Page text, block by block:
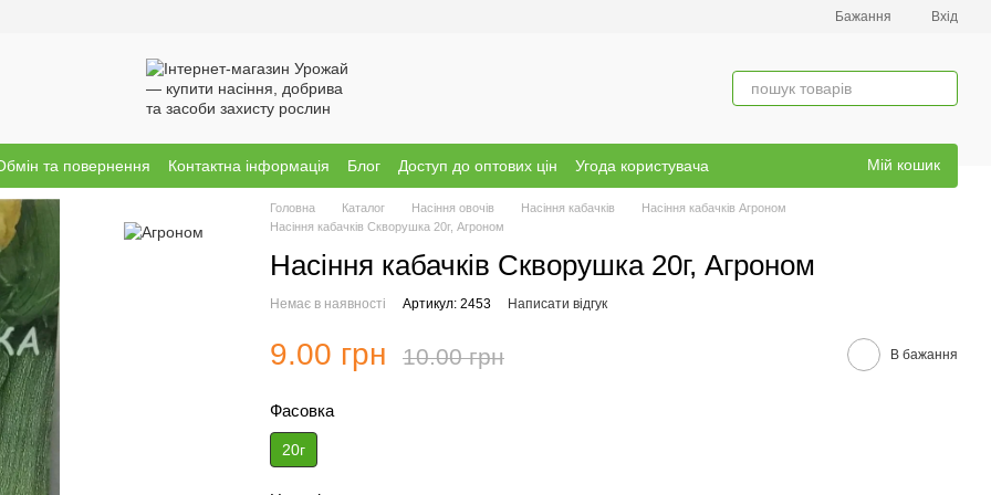
Бажання Вхід
та повернення Контактна інформація Блог Доступ до оптових цін
Угода користувача
Мій кошик
Головна Каталог Насіння овочів Насіння кабачків
Насіння кабачків Агроном
Насіння кабачків Скворушка 20г, Агроном
Насіння кабачків Скворушка 20г, Агроном
Немає в наявності Артикул: 2453 Написати відгук
9.00 грн 10.00 грн В бажання
Фасовка
20г